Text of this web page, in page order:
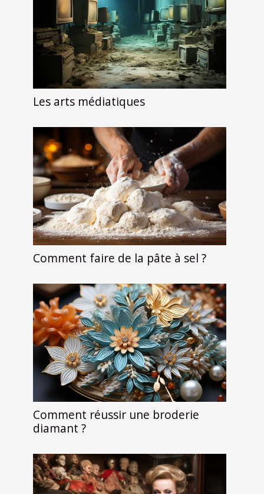
Les arts médiatiques
Comment faire de la pâte à sel ?
Comment réussir une broderie
diamant ?